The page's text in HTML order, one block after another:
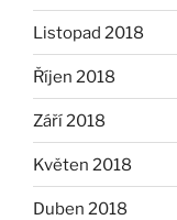
Listopad 2018
Říjen 2018
Září 2018
Květen 2018
Duben 2018